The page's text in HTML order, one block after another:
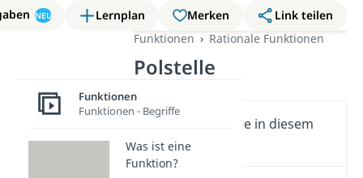
NEU Lernplan Merken
Link teilen
Funktionen
Rationale Funktionen
Polstelle
Wichtige Inhalte in diesem
Video
Funktionen
Funktionen - Begriffe
Was ist eine
Funktion?